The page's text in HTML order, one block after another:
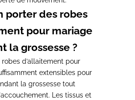
porter des robes
pour mariage
la grossesse ?
robes d’allaitement pour
extensibles pour
la grossesse tout
. Les tissus et